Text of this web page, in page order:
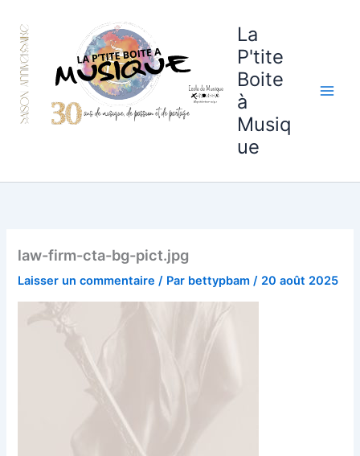
contenu
La
P'tite
Boite
à
Musiq
ue
law-firm-cta-bg-pict.jpg
Laisser un commentaire / Par bettypbam/ 20 août 2025